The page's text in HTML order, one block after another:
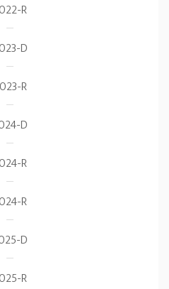
R
D
R
D
R
R
D
R